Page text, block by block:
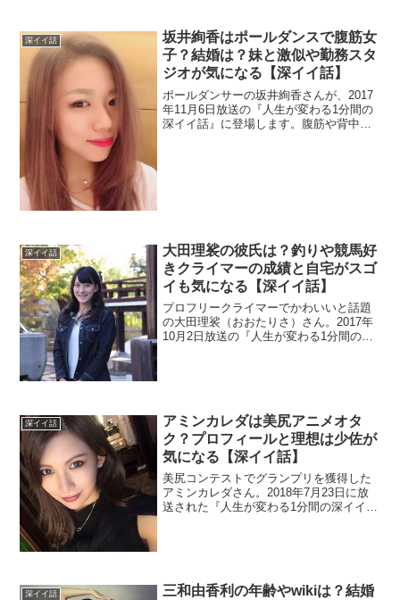
深イイ話
坂井絢香はポールダンスで腹筋女
子？結婚は？妹と激似や勤務スタ
ジオが気になる【深イイ話】
ポールダンサーの坂井絢香さんが、2017
年11月6日放送の『人生が変わる1分間の
深イイ話』に登場します。腹筋や背中の
深イイ話
大田理裟の彼氏は？釣りや競馬好
きクライマーの成績と自宅がスゴ
イも気になる【深イイ話】
プロフリークライマーでかわいいと話題
の大田理裟（おおたりさ）さん。2017年
10月2日放送の『人生が変わる1分間の深
深イイ話
アミンカレダは美尻アニメオタ
ク？プロフィールと理想は少佐が
気になる【深イイ話】
美尻コンテストでグランプリを獲得した
アミンカレダさん。2018年7月23日に放
送された『人生が変わる1分間の深イイ
深イイ話
三和由香利の年齢やwikiは？結婚